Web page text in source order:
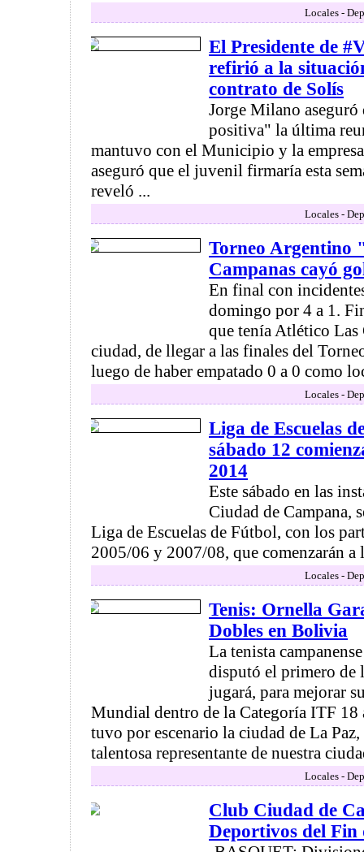
Locales -
El Presidente de
refirió a la
contrato de Solís
Jorge Milano
positiva" la última
mantuvo con el Municipio y la
aseguró que el juvenil firmaría esta
reveló ...
Locales -
Torneo Argentino
Campanas cayó
En final con
domingo por 4 a 1.
que tenía Atlético Las
ciudad, de llegar a las finales del
luego de haber empatado 0 a 0 como
Locales -
Liga de Escuelas
sábado 12
2014
Este sábado en las
Ciudad de Campana,
Liga de Escuelas de Fútbol, con los
2005/06 y 2007/08, que comenzarán a
Locales -
Tenis: Ornella
Dobles en Bolivia
La tenista
disputó el primero de
jugará, para mejorar
Mundial dentro de la Categoría ITF 18
tuvo por escenario la ciudad de La
talentosa representante de nuestra
Locales -
Club Ciudad de
Deportivos del Fin